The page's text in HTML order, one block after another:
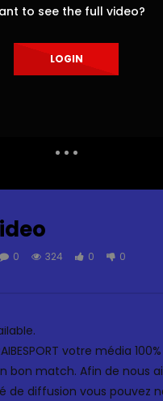
to see the full video?
LOGIN
0 324 0 0
votre média
bon match. Afin de nous
de diffusion vous pouvez